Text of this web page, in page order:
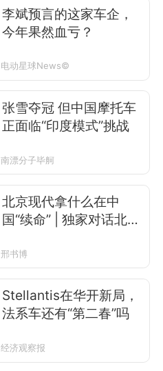
李斌预言的这家车企，
今年果然血亏？
电动星球News©
张雪夺冠 但中国摩托车
正面临“印度模式”挑战
南漂分子毕舸
北京现代拿什么在中
国“续命” | 独家对话北京
邢书博
Stellantis在华开新局，
法系车还有“第二春”吗
经济观察报